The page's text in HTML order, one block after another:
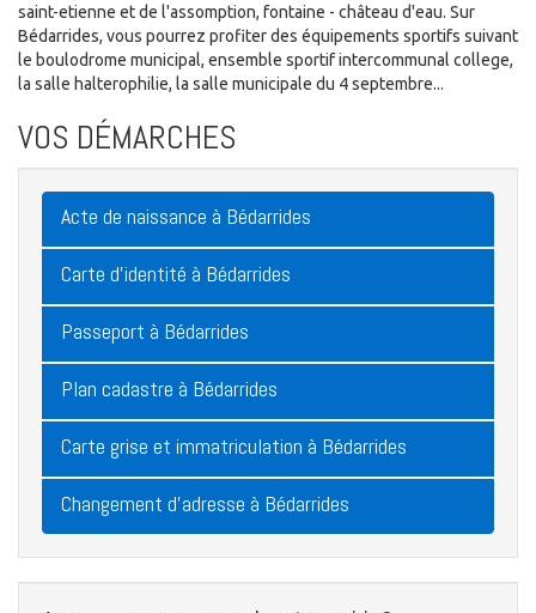
saint-etienne et de l'assomption, fontaine - château d'eau. Sur
Bédarrides, vous pourrez profiter des équipements sportifs suivant
le boulodrome municipal, ensemble sportif intercommunal college,
la salle halterophilie, la salle municipale du 4 septembre...
VOS DÉMARCHES
Acte de naissance à Bédarrides
Carte d'identité à Bédarrides
Passeport à Bédarrides
Plan cadastre à Bédarrides
Carte grise et immatriculation à Bédarrides
Changement d'adresse à Bédarrides